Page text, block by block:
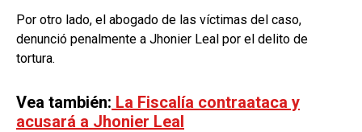
Por otro lado, el abogado de las víctimas del caso,
denunció penalmente a Jhonier Leal por el delito de
tortura.
Vea también: La Fiscalía contraataca y
acusará a Jhonier Leal